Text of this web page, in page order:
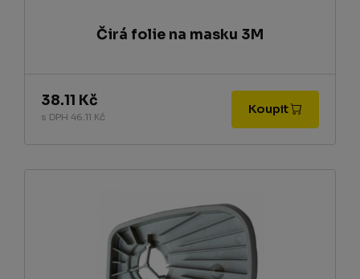
Čirá folie na masku 3M
38.11 Kč
s DPH 46.11 Kč
Koupit